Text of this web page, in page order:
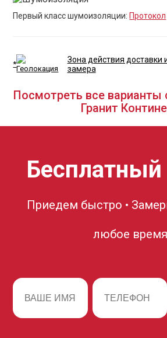
Первый класс шумоизоляции: Протокол
*
Зона действия доставки
замера
Посмотреть все варианты
Гранит
Приедем быстро •
любое время